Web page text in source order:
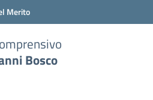
Merito
Bosco